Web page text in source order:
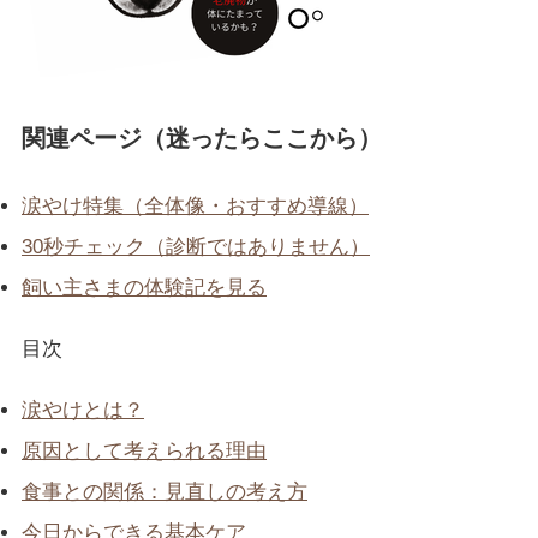
関連ページ（迷ったらここから）
涙やけ特集（全体像・おすすめ導線）
30秒チェック（診断ではありません）
飼い主さまの体験記を見る
目次
涙やけとは？
原因として考えられる理由
食事との関係：見直しの考え方
今日からできる基本ケア